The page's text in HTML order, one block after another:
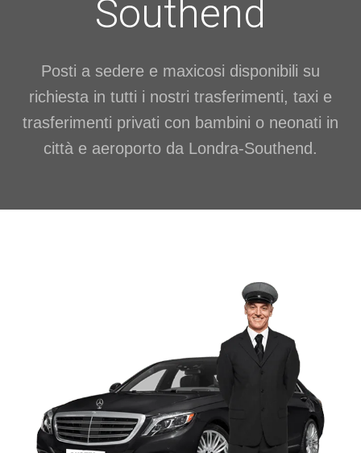
Southend
Posti a sedere e maxicosi disponibili su
richiesta in tutti i nostri trasferimenti, taxi e
trasferimenti privati con bambini o neonati in
città e aeroporto da Londra-Southend.